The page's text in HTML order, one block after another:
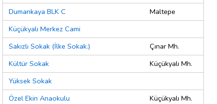
Dumankaya BLK C
Maltepe
Küçükyalı Merkez Cami
Sakızlı Sokak (İlke Sokak.)
Çınar Mh.
Kültür Sokak
Küçükyalı Mh.
Yüksek Sokak
Özel Ekin Anaokulu
Küçükyalı Mh.